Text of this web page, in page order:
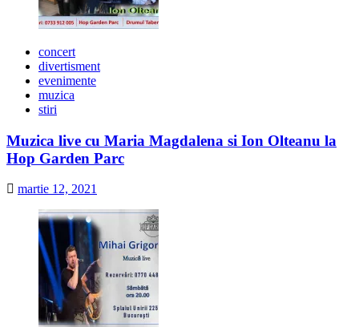
concert
divertisment
evenimente
muzica
stiri
Muzica live cu Maria Magdalena si Ion Olteanu la
Hop Garden Parc
martie 12, 2021